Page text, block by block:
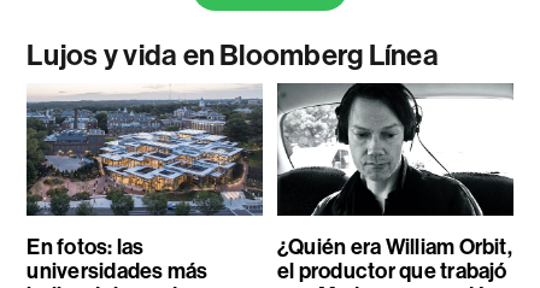
Lujos y vida en Bloomberg Línea
En fotos: las
universidades más
¿Quién era William Orbit,
el productor que trabajó